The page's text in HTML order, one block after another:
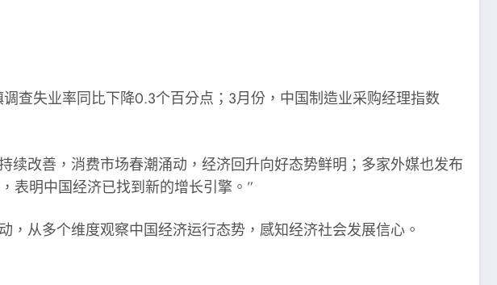
查失业率同比下降0.3个百分点；3月份，中国制造业采购经理指数
改善，消费市场春潮涌动，经济回升向好态势鲜明；多家外媒也发布
表明中国经济已找到新的增长引擎。”
从多个维度观察中国经济运行态势，感知经济社会发展信心。